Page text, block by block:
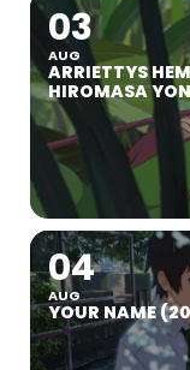
03
AUG
ARRIETTYS
HIROMASA
04
AUG
YOUR NAME